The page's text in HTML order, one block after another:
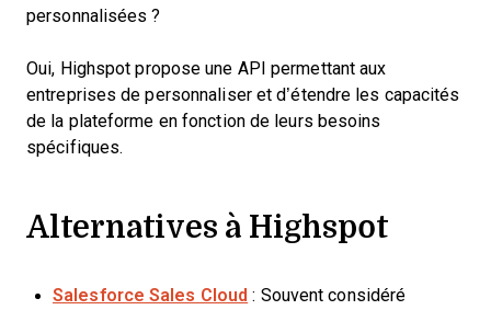
personnalisées ?
Oui, Highspot propose une API permettant aux
entreprises de personnaliser et d’étendre les capacités
de la plateforme en fonction de leurs besoins
spécifiques.
Alternatives à Highspot
Salesforce Sales Cloud : Souvent considéré